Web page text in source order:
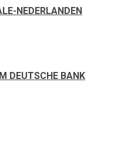
NEDERLANDEN
DEUTSCHE BANK